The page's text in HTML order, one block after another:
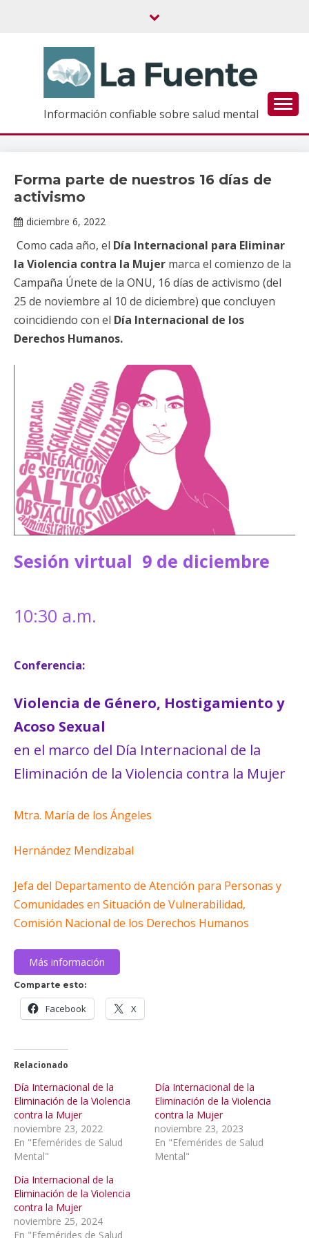
Información confiable sobre salud mental
Información
de interés
Forma parte de nuestros 16 días de
activismo
diciembre 6, 2022
Gallardo
Como cada año, el Día Internacional para Eliminar
la Violencia contra la Mujer marca el comienzo de la
Campaña Únete de la ONU, 16 días de activismo (del
25 de noviembre al 10 de diciembre) que concluyen
coincidiendo con el Día Internacional de los
Derechos Humanos.
Sesión virtual 9 de diciembre
10:30 a.m.
Conferencia:
Violencia de Género, Hostigamiento y
Acoso Sexual
en el marco del Día Internacional de la
Eliminación de la Violencia contra la Mujer
Mtra. María de los Ángeles
Hernández Mendizabal
Jefa del Departamento de Atención para Personas y
Comunidades en Situación de Vulnerabilidad,
Comisión Nacional de los Derechos Humanos
Más información
Comparte esto:
Facebook X
Relacionado
Día Internacional de la
Eliminación de la Violencia
contra la Mujer
noviembre 23, 2022
En "Efemérides de Salud
Mental"
Día Internacional de la
Eliminación de la Violencia
contra la Mujer
noviembre 23, 2023
En "Efemérides de Salud
Mental"
Día Internacional de la
Eliminación de la Violencia
contra la Mujer
noviembre 25, 2024
En "Efemérides de Salud